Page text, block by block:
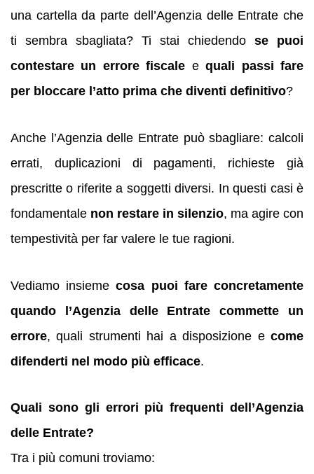
una cartella da parte dell’Agenzia delle Entrate che
ti sembra sbagliata? Ti stai chiedendo se puoi
contestare un errore fiscale equali passi fare
per bloccare l’atto prima che diventi definitivo?
Anche l’Agenzia delle Entrate può sbagliare: calcoli
errati, duplicazioni di pagamenti, richieste già
prescritte o riferite a soggetti diversi. In questi casi è
fondamentale non restare in silenzio, ma agire con
tempestività per far valere le tue ragioni.
Vediamo insiemecosa puoi fare concretamente
quando l’Agenzia delle Entrate commette un
errore, quali strumenti hai a disposizione e come
difenderti nel modo più efficace.
Quali sono gli errori più frequenti dell’Agenzia
delle Entrate?
Tra i più comuni troviamo: